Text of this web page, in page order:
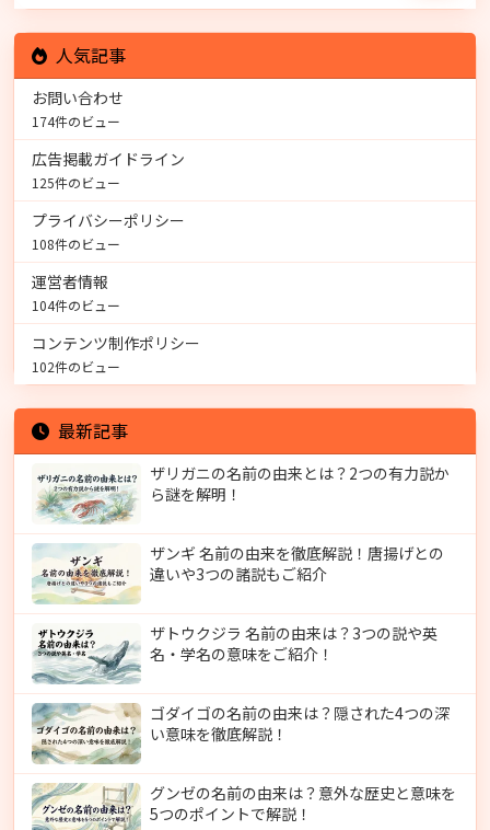
人気記事
お問い合わせ
174件のビュー
広告掲載ガイドライン
125件のビュー
プライバシーポリシー
108件のビュー
運営者情報
104件のビュー
コンテンツ制作ポリシー
102件のビュー
最新記事
ザリガニの名前の由来とは？2つの有力説か
ら謎を解明！
ザンギ 名前の由来を徹底解説！唐揚げとの
違いや3つの諸説もご紹介
ザトウクジラ 名前の由来は？3つの説や英
名・学名の意味をご紹介！
ゴダイゴの名前の由来は？隠された4つの深
い意味を徹底解説！
グンゼの名前の由来は？意外な歴史と意味を
5つのポイントで解説！